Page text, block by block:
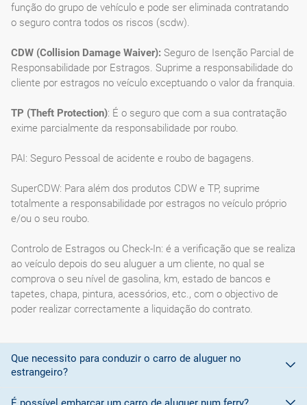
função do grupo de vehículo e pode ser eliminada contratando
o seguro contra todos os riscos (scdw).
CDW (Collision Damage Waiver): Seguro de Isenção Parcial de
Responsabilidade por Estragos. Suprime a responsabilidade do
cliente por estragos no veículo exceptuando o valor da franquia.
TP (Theft Protection): É o seguro que com a sua contratação
exime parcialmente da responsabilidade por roubo.
PAI: Seguro Pessoal de acidente e roubo de bagagens.
SuperCDW: Para além dos produtos CDW e TP, suprime
totalmente a responsabilidade por estragos no veículo próprio
e/ou o seu roubo.
Controlo de Estragos ou Check-In: é a verificação que se realiza
ao veículo depois do seu aluguer a um cliente, no qual se
comprova o seu nível de gasolina, km, estado de bancos e
tapetes, chapa, pintura, acessórios, etc., com o objectivo de
poder realizar correctamente a liquidação do contrato.
Que necessito para conduzir o carro de aluguer no
estrangeiro?